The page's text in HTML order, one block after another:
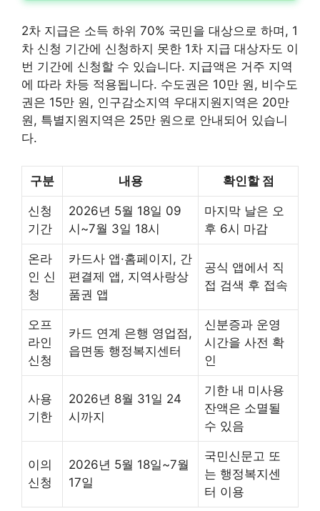
2차 지급은 소득 하위 70% 국민을 대상으로 하며, 1
차 신청 기간에 신청하지 못한 1차 지급 대상자도 이
번 기간에 신청할 수 있습니다. 지급액은 거주 지역
에 따라 차등 적용됩니다. 수도권은 10만 원, 비수도
권은 15만 원, 인구감소지역 우대지원지역은 20만
원, 특별지원지역은 25만 원으로 안내되어 있습니
다.
구분 내용 확인할 점
신청
기간
2026년 5월 18일 09
시~7월 3일 18시
마지막 날은 오
후 6시 마감
온라
인 신
청
카드사 앱·홈페이지, 간
편결제 앱, 지역사랑상
품권 앱
공식 앱에서 직
접 검색 후 접속
오프
라인
신청
카드 연계 은행 영업점,
읍면동 행정복지센터
신분증과 운영
시간을 사전 확
인
사용
기한
2026년 8월 31일 24
시까지
기한 내 미사용
잔액은 소멸될
수 있음
이의
신청
2026년 5월 18일~7월
17일
국민신문고 또
는 행정복지센
터 이용